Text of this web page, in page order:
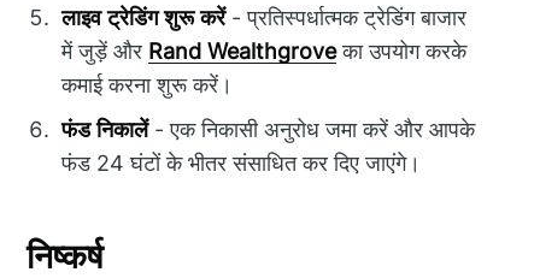
लाइव ट्रेडिंग शुरू करें- प्रतिस्पर्धात्मक ट्रेडिंग बाजार
में जुड़ें और Rand Wealthgroveका उपयोग करके
कमाई करना शुरू करें।
फंड निकालें- एक निकासी अनुरोध जमा करें और आपके
फंड 24 घंटों के भीतर संसाधित कर दिए जाएंगे।
निष्कर्ष